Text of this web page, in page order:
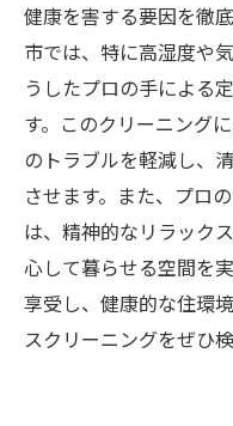
健康を害する要因を徹
市では、特に高湿度や
うしたプロの手による
す。このクリーニング
のトラブルを軽減し、
させます。また、プロ
は、精神的なリラック
心して暮らせる空間を
享受し、健康的な住環
スクリーニングをぜひ